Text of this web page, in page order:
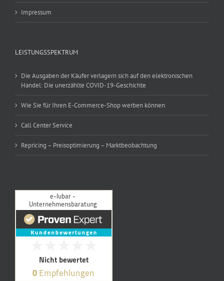
Impressum
LEISTUNGSSPEKTRUM
Die Ausgaben der Käufer verlagern sich auf den elektronischen
Handel: Die unerzählte COVID-19-Geschichte
Wie Sie für Ihren E-Commerce-Shop werben können
Call Center Service
Repricing – Preisoptimierung – Marktbeobachtung